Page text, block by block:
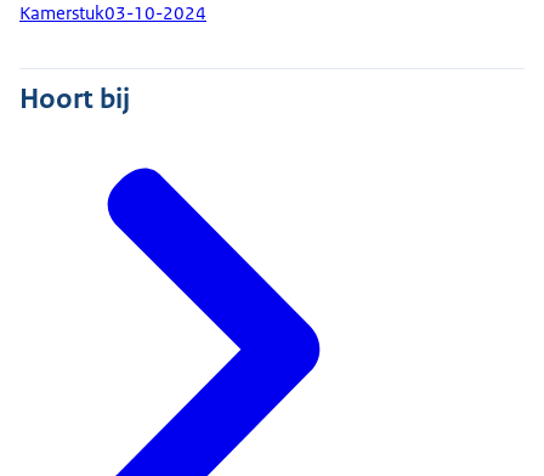
Kamerstuk03-10-2024
Hoort bij